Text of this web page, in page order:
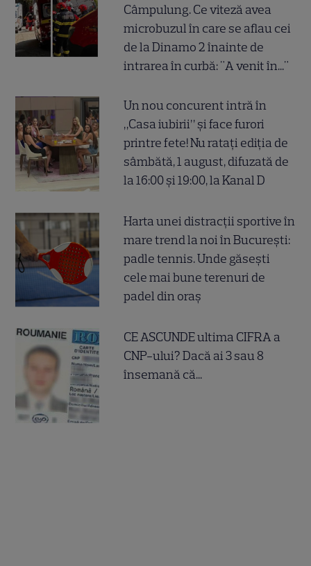
Câmpulung. Ce viteză avea
microbuzul în care se aflau cei
de la Dinamo 2 înainte de
intrarea în curbă: "A venit în..."
Un nou concurent intră în
„Casa iubirii” și face furori
printre fete! Nu ratați ediția de
sâmbătă, 1 august, difuzată de
la 16:00 și 19:00, la Kanal D
Harta unei distracții sportive în
mare trend la noi în București:
padle tennis. Unde găsești
cele mai bune terenuri de
padel din oraș
CE ASCUNDE ultima CIFRA a
CNP-ului? Dacă ai 3 sau 8
însemană că...